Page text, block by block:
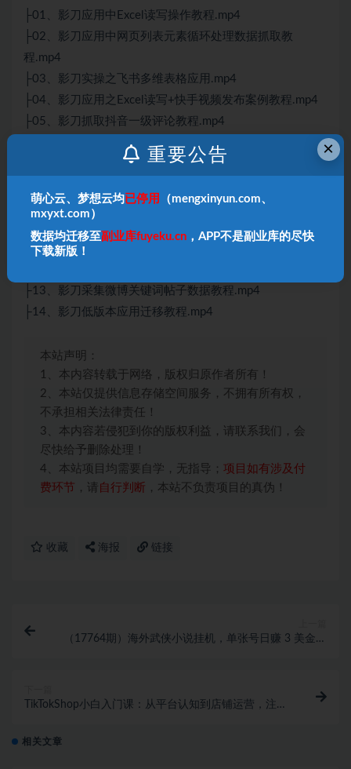
├01、影刀应用中Excel读写操作教程.mp4
├02、影刀应用中网页列表元素循环处理数据抓取教
程.mp4
├03、影刀实操之飞书多维表格应用.mp4
├04、影刀应用之Excel读写+快手视频发布案例教程.mp4
├05、影刀抓取抖音一级评论教程.mp4
├06、影刀采集抖音关键词详情视频数据教程.mp4
├07、影刀采集小红书关键词图文数据教程.mp4
├09、影刀采集B站一级评论教程.mp4
├10、影刀采集B站二级评论教程.mp4
├11、影刀采集微博一级评论教程.mp4
├13、影刀采集微博关键词帖子数据教程.mp4
├14、影刀低版本应用迁移教程.mp4
本站声明：
1、本内容转载于网络，版权归原作者所有！
2、本站仅提供信息存储空间服务，不拥有所有权，
不承担相关法律责任！
3、本内容若侵犯到你的版权利益，请联系我们，会
尽快给予删除处理！
4、本站项目均需要自学，无指导； 项目如有涉及付
费环节 ，请 自行判断 ，本站不负责项目的真伪！
收藏 海报 链接
（17764期）海外武侠小说挂机，单张号日赚 3 美金，
TikTokShop小白入门课：从平台认知到店铺运营，注
相关文章
×
重要公告
萌心云、梦想云均 已停用
（mengxinyun.com、
mxyxt.com）
数据均迁移至副业库fuyeku.cn ，APP不是副业库的尽快
下载新版！